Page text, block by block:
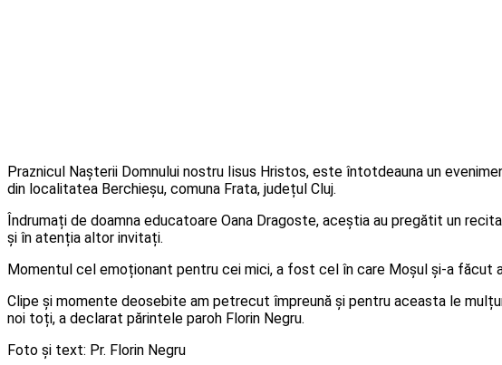
Praznicul Nașterii Domnului nostru Iisus Hristos, este întotdeauna un
din localitatea Berchieșu, comuna Frata, județul Cluj.
Îndrumați de doamna educatoare Oana Dragoste, aceștia au pregătit un
și în atenția altor invitați.
Momentul cel emoționant pentru cei mici, a fost cel în care Moșul și-a făcut
Clipe și momente deosebite am petrecut împreună și pentru aceasta le
noi toți, a declarat părintele paroh Florin Negru.
Foto și text: Pr. Florin Negru